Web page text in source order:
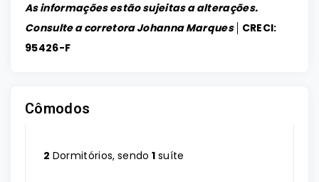
As informações estão sujeitas a alterações.
Consulte a corretora Johanna Marques │ CRECI:
95426-F
Cômodos
2 Dormitórios, sendo1 suíte